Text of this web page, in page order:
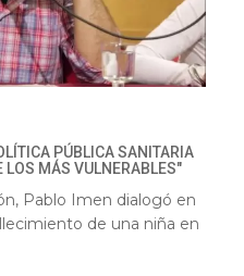
PÚBLICA SANITARIA
LOS MÁS VULNERABLES"
Pablo Imen dialogó en
de una niña en